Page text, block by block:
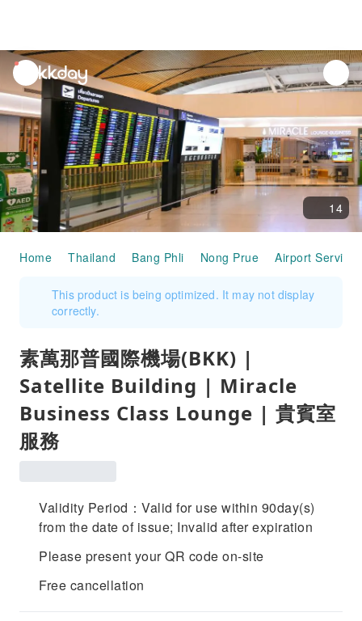
unread
notifications
14
Home Thailand Bang Phli Nong Prue Airport Services
This product is being optimized. It may not display
correctly.
素萬那普國際機場(BKK) |
Satellite Building | Miracle
Business Class Lounge | 貴賓室
服務
Validity Period：Valid for use within 90day(s)
from the date of issue; Invalid after expiration
Please present your QR code on-site
Free cancellation